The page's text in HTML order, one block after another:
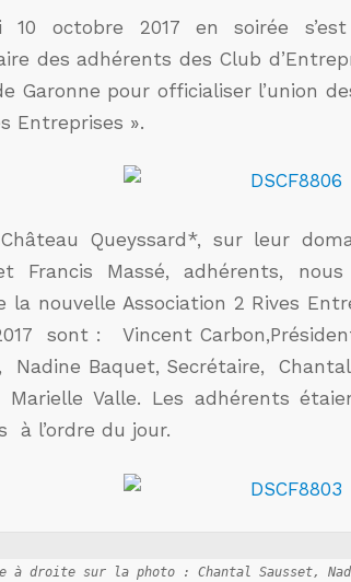
10 octobre 2017 en soirée s’est
des adhérents des Club
Garonne pour officialiser l’union
Entreprises ».
Château Queyssard*, sur leur
Francis Massé, adhérents,
la nouvelle Association 2 Rives
sont : Vincent
Nadine Baquet, Secrétaire,
Marielle Valle. Les adhérents
à l’ordre du jour.
à droite sur la photo : Chantal Sausset,